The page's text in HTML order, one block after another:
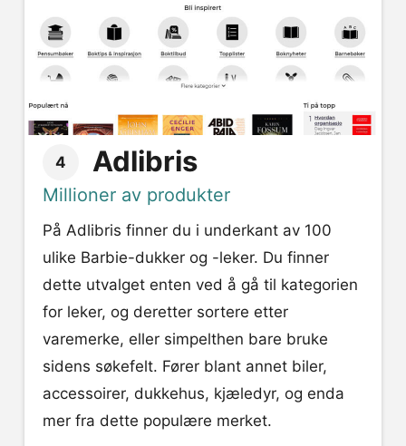
4 Adlibris
Millioner av produkter
På Adlibris finner du i underkant av 100
ulike Barbie-dukker og -leker. Du finner
dette utvalget enten ved å gå til kategorien
for leker, og deretter sortere etter
varemerke, eller simpelthen bare bruke
sidens søkefelt. Fører blant annet biler,
accessoirer, dukkehus, kjæledyr, og enda
mer fra dette populære merket.